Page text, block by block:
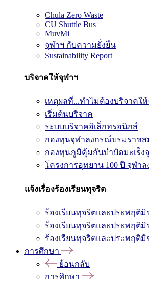
Chula Zero Waste
CU Shuttle Bus
MuvMi
จุฬาฯ กับความยั่งยืน
Sustainability Report
บริจาคให้จุฬาฯ
เหตุผลที่...ทำไมต้องบริจาคใ
เริ่มต้นบริจาค
ระบบบริจาคอิเล็กทรอนิกส์
กองทุนจุฬาลงกรณ์บรมราช
กองทุนภูมิคุ้มกันบำบัดมะเร็ง
โครงการอุทยาน 100 ปี จุฬา
แจ้งเรื่องร้องเรียนทุจริต
ร้องเรียนทุจริตและประพฤติ
ร้องเรียนทุจริตและประพฤติ
ร้องเรียนทุจริตและประพฤติ
การศึกษา
ย้อนกลับ
การศึกษา